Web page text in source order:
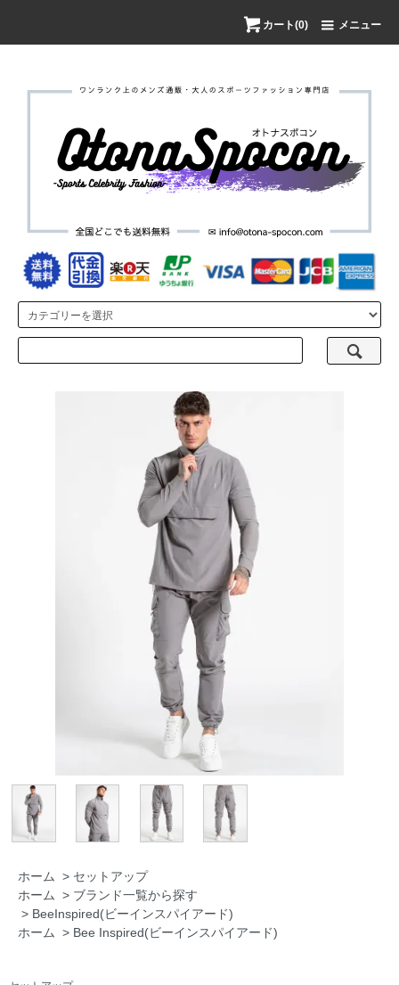
カート(0) メニュー
ホーム > セットアップ
ホーム
> ブランド一覧から探す
> BeeInspired(ビーインスパイアード)
ホーム
> Bee Inspired(ビーインスパイアード)